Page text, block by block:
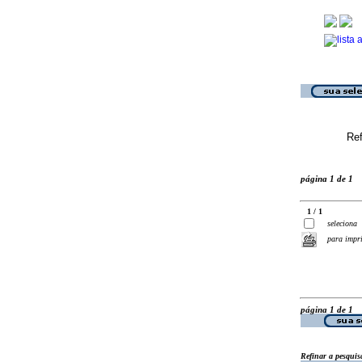
página 1 de 1
1 / 1
seleciona
para
página 1 de 1
Refinar a